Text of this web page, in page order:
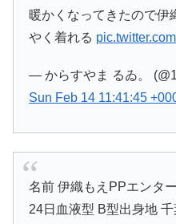
暖かくなってきたので伊
やく着れる
— からすやま るゐ。
Sun Feb 14 11:41:45
名前 伊織もえPPエンタ
24日血液型 B型出身地